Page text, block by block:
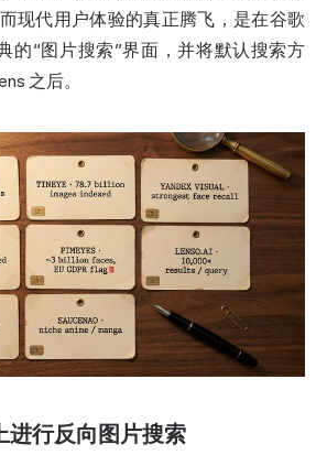
现代用户体验的真正腾飞，是在谷歌
的“图片搜索”界面，并将默认搜索方
之后。
进行反向图片搜索